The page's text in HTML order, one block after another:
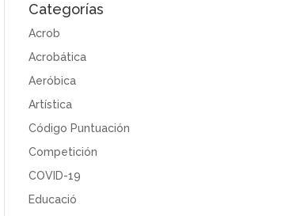
Categorías
Acrob
Acrobática
Aeróbica
Artística
Código Puntuación
Competición
COVID-19
Educació